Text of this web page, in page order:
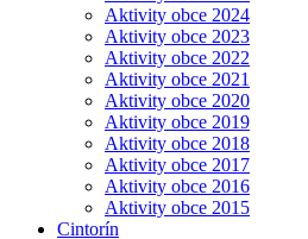
Aktivity obce 2024
Aktivity obce 2023
Aktivity obce 2022
Aktivity obce 2021
Aktivity obce 2020
Aktivity obce 2019
Aktivity obce 2018
Aktivity obce 2017
Aktivity obce 2016
Aktivity obce 2015
Cintorín